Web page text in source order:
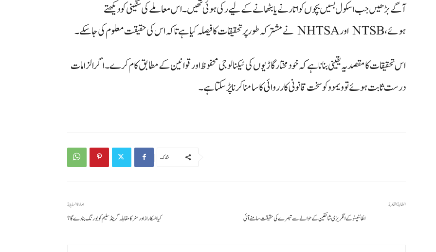
آگے بڑھیں جب اسکول بسیں بچوں کو اتارنے یا بٹھانے کے لیے رکی ہوئی تھیں۔ اس معاملے کی سنگینی کو دیکھتے
ہوئے، NTSB اور NHTSA نے مشترکہ طور پر تحقیقات کا فیصلہ کیا ہے تاکہ اس کی حقیقت معلوم کی جا سکے۔
اس تحقیقات کا مقصد یہ یقینی بنانا ہے کہ خود مختار گاڑیوں کی ٹیکنالوجی محفوظ اور قوانین کے مطابق کام کرے۔ اگر الزامات
درست ثابت ہوئے تو ویموو کو سخت قانونی کارروائی کا سامنا کرنا پڑ سکتا ہے۔
شارك
المادة السابقة
کیا السکاراز اور سنر کا مقابلہ گرینڈ سلیم کو بورنگ بنا دے گا؟
المقالة القادمة
انفانٹینو کے انگریزی شائقین کے حوالے سے تبصرے کی حقیقت سامنے آئی